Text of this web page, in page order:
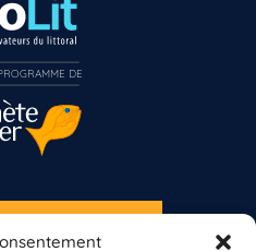
NEWSLETTER